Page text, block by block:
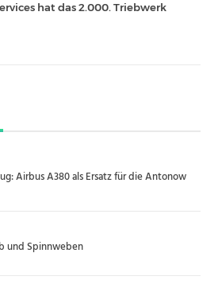
hat das 2.000. Triebwerk
Airbus A380 als Ersatz für die Antonow
und Spinnweben